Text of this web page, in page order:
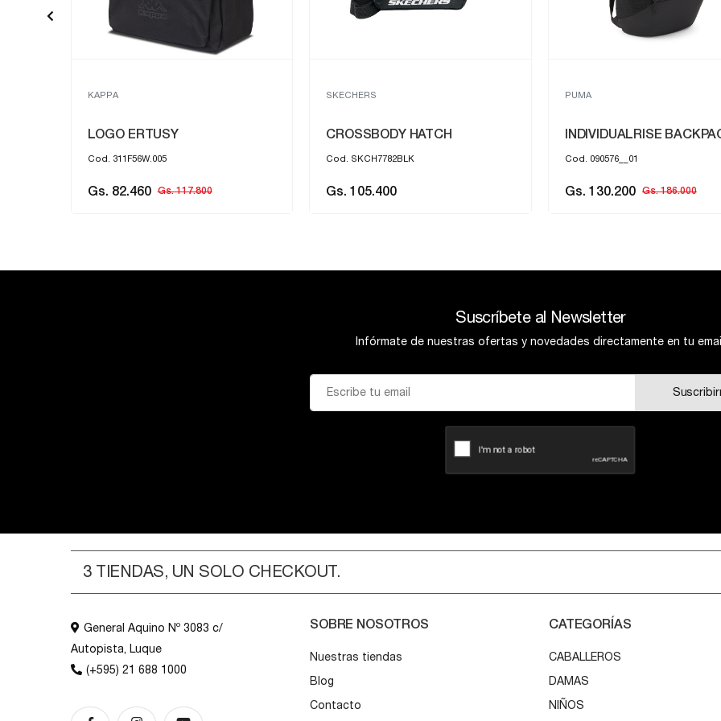
SKECHERS
CROSSBODY HATCH
Cod. SKCH7782BLK
Gs. 105.400
PUMA
INDIVIDUALRISE BACKPACK
Cod. 090576__01
Gs. 130.200
PUMA
PUMA ACADEMY
Cod. 091488__01
Gs. 65.100 Gs. 93.000
Suscríbete al Newsletter
Infórmate de nuestras ofertas y novedades directamente en tu
3 TIENDAS, UN SOLO CHECKOUT.
General Aquino Nº 3083 c/
Autopista, Luque
(+595) 21 688 1000
SOBRE NOSOTROS
Nuestras tiendas
Blog
Contacto
CATEGORÍAS
CABALLEROS
DAMAS
NIÑOS